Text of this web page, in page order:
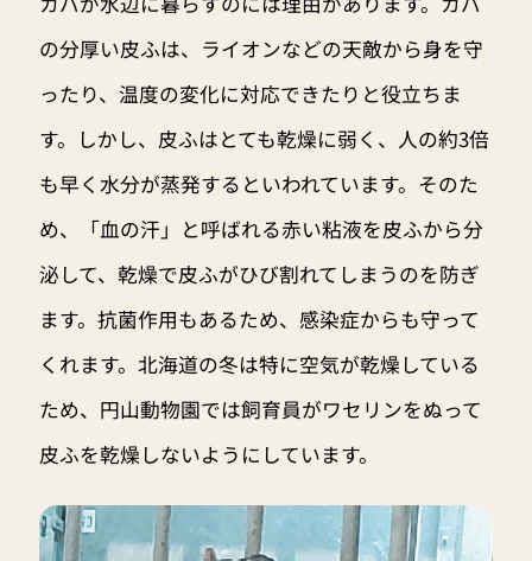
の分厚い皮ふは、ライオンなどの天敵から身を守
ったり、温度の変化に対応できたりと役立ちま
す。しかし、皮ふはとても乾燥に弱く、人の約3倍
も早く水分が蒸発するといわれています。そのた
め、「血の汗」と呼ばれる赤い粘液を皮ふから分
泌して、乾燥で皮ふがひび割れてしまうのを防ぎ
ます。抗菌作用もあるため、感染症からも守って
くれます。北海道の冬は特に空気が乾燥している
ため、円山動物園では飼育員がワセリンをぬって
皮ふを乾燥しないようにしています。